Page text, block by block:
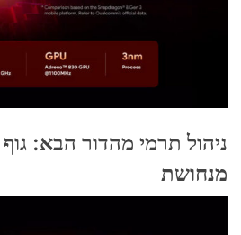
ניהול תרמי מהדור הבא: גוף
מנחושת